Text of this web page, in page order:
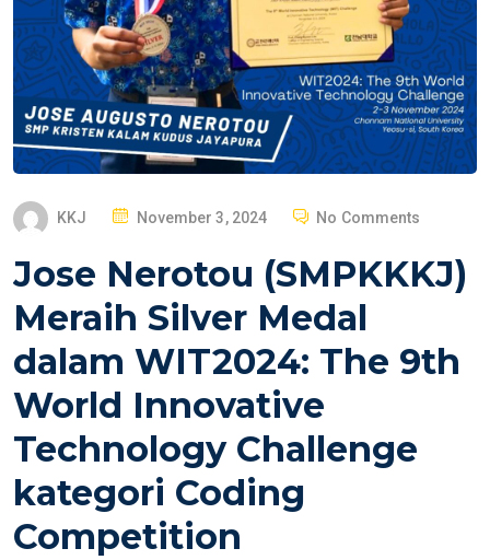
KKJ
P
S
E
D
November 3, 2024 No Comments
Jose Nerotou (SMPKKKJ)
Meraih Silver Medal
dalam WIT2024: The 9th
World Innovative
Technology Challenge
kategori Coding
Competition